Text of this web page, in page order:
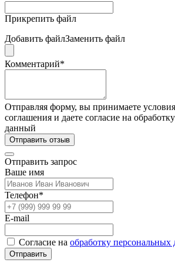
Прикрепить файл
Добавить файлЗаменить файл
Комментарий*
Отправляя форму, вы принимаете условия
соглашения и даете согласие на
данный
Отправить отзыв
Отправить запрос
Ваше имя
Телефон*
E-mail
Согласие на обработку персональных
Отправить